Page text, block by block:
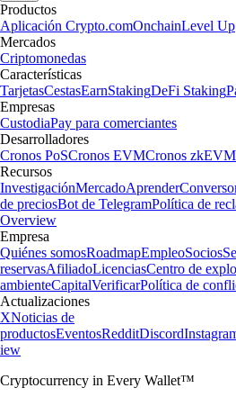
Productos
Aplicación Crypto.comOnchainLevel Up
Mercados
Criptomonedas
Características
TarjetasCestasEarnStakingDeFi Staking
Empresas
CustodiaPay para comerciantes
Desarrolladores
Cronos PoSCronos EVMCronos zkEVM
Recursos
InvestigaciónMercadoAprender
de preciosBot de TelegramPolítica de
Overview
Empresa
Quiénes somosRoadmapEmpleoSocios
reservasAfiliadoLicenciasCentro de
ambienteCapitalVerificarPolítica de
Actualizaciones
XNoticias de
productosEventosRedditDiscord
iew
Cryptocurrency in Every Wallet™